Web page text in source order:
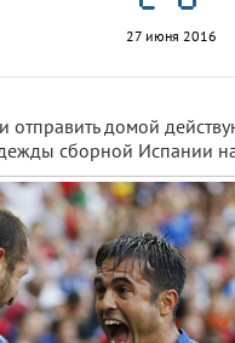
27 июня 2016
отправить домой
сборной Испании